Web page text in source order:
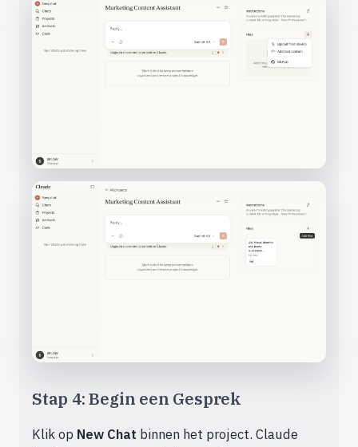
Stap 4: Begin een Gesprek
Klik op New Chat binnen het project. Claude